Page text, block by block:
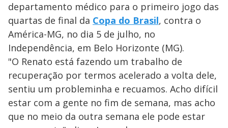
departamento médico para o primeiro jogo das
quartas de final da Copa do Brasil, contra o
América-MG, no dia 5 de julho, no
Independência, em Belo Horizonte (MG).
"O Renato está fazendo um trabalho de
recuperação por termos acelerado a volta dele,
sentiu um probleminha e recuamos. Acho difícil
estar com a gente no fim de semana, mas acho
que no meio da outra semana ele pode estar